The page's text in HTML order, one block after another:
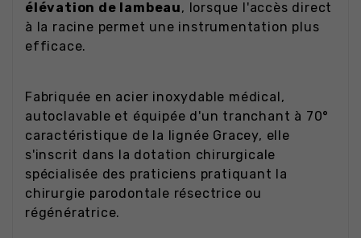
élévation de lambeau, lorsque l'accès direct
à la racine permet une instrumentation plus
efficace.
Fabriquée en acier inoxydable médical,
autoclavable et équipée d'un tranchant à 70°
caractéristique de la lignée Gracey, elle
s'inscrit dans la dotation chirurgicale
spécialisée des praticiens pratiquant la
chirurgie parodontale résectrice ou
régénératrice.